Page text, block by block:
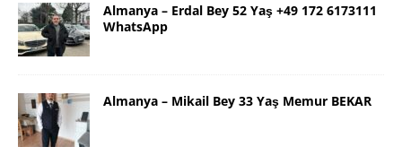
Almanya – Erdal Bey 52 Yaş +49 172 6173111
WhatsApp
Almanya – Mikail Bey 33 Yaş Memur BEKAR